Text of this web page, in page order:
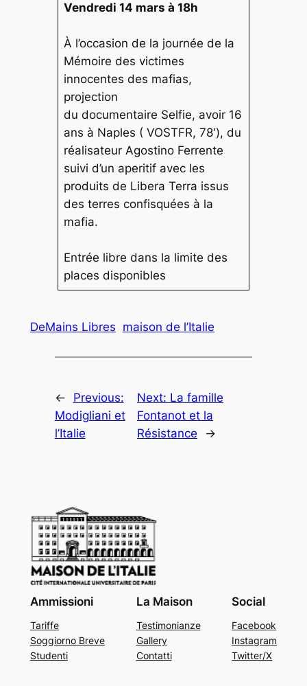
Vendredi 14 mars à 18h
À l’occasion de la journée de la
Mémoire des victimes
innocentes des mafias,
projection
du documentaire Selfie, avoir 16
ans à Naples ( VOSTFR, 78′), du
réalisateur Agostino Ferrente
suivi d’un aperitif avec les
produits de Libera Terra issus
des terres confisquées à la
mafia.
Entrée libre dans la limite des
places disponibles
DeMains Libres maison de l’Italie
←
Previous:
Modigliani et
l’Italie
Next: La famille
Fontanot et la
Résistance
→
Ammissioni
Tariffe
Soggiorno Breve
Studenti
La Maison
Testimonianze
Gallery
Contatti
Social
Facebook
Instagram
Twitter/X